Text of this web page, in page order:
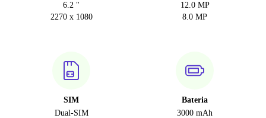
6.2 "
2270 x 1080
12.0 MP
8.0 MP
SIM
Dual-SIM
Bateria
3000 mAh